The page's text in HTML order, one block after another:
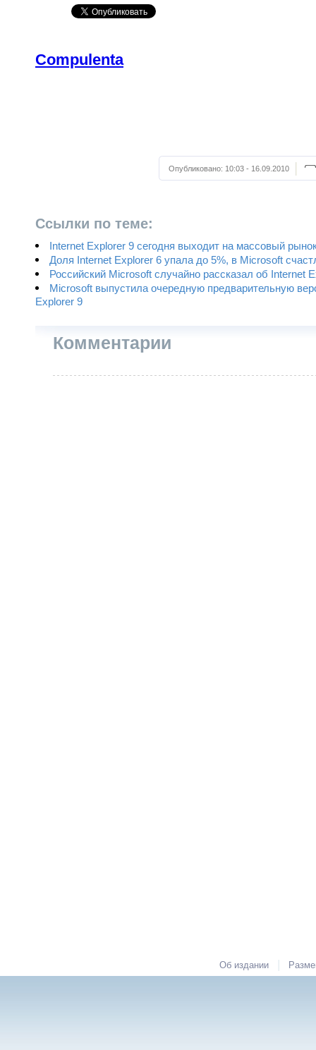
Compulenta
Опубликовано: 10:03 - 16.09.2010
Ссылки по теме:
Internet Explorer 9 сегодня выходит на массовый
Доля Internet Explorer 6 упала до 5%, в Microsoft
Российский Microsoft случайно рассказал об Internet
Microsoft выпустила очередную предварительную
Explorer 9
Комментарии
Об издании |